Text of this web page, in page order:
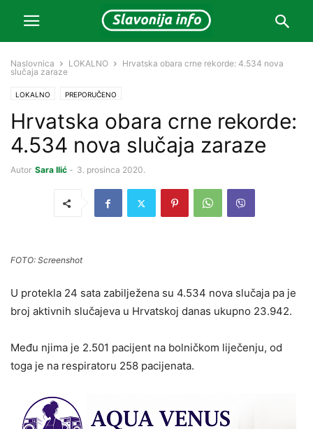
Naslovnica LOKALNO
Hrvatska obara crne rekorde: 4.534 nova
slučaja zaraze
LOKALNO PREPORUČENO
Hrvatska obara crne rekorde:
4.534 nova slučaja zaraze
Autor Sara Ilić - 3. prosinca 2020.
FOTO: Screenshot
U protekla 24 sata zabilježena su 4.534 nova slučaja pa je
broj aktivnih slučajeva u Hrvatskoj danas ukupno 23.942.
Među njima je 2.501 pacijent na bolničkom liječenju, od
toga je na respiratoru 258 pacijenata.